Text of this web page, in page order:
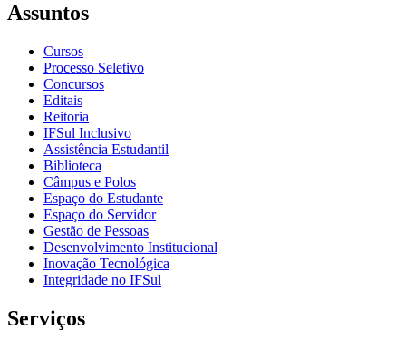
Assuntos
Cursos
Processo Seletivo
Concursos
Editais
Reitoria
IFSul Inclusivo
Assistência Estudantil
Biblioteca
Câmpus e Polos
Espaço do Estudante
Espaço do Servidor
Gestão de Pessoas
Desenvolvimento Institucional
Inovação Tecnológica
Integridade no IFSul
Serviços